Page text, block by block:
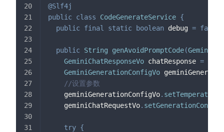
@Slf4j
public class CodeGenerateService {
public final static boolean debug = false
public String genAvoidPromptCode(
GeminiChatResponseVo chatResponse =
GeminiGenerationConfigVo
//设置参数
    geminiGenerationConfigVo
. setTemperature
    geminiChatRequestVo
. setGenerationConfig
try {